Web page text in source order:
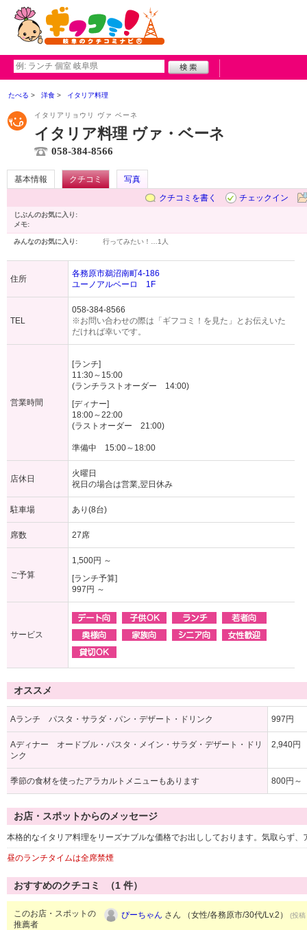
たべる 洋食 イタリア料理
イタリアリョウリ ヴァ ベーネ
イタリア料理 ヴァ・ベーネ
058-384-8566
基本情報 クチコミ
写真
クチコミを書く
チェックイン
じぶんのお気に入り:
メモ:
みんなのお気に入り: 行ってみたい！… 1人
住所
各務原市鵜沼南町4-186
ユーノアルベーロ 1F
TEL
058-384-8566
※お問い合わせの際は「ギフコミ！を見た」とお伝えいた
だければ幸いです。
営業時間
[ランチ]
11:30～15:00
(ランチラストオーダー 14:00)
[ディナー]
18:00～22:00
(ラストオーダー 21:00)
準備中 15:00～18:00
店休日
火曜日
祝日の場合は営業,翌日休み
駐車場 あり(8台)
席数 27席
ご予算
1,500円 ～
[ランチ予算]
997円 ～
サービス
オススメ
Aランチ パスタ・サラダ・パン・デザート・ドリンク 997円
Aディナー オードブル・パスタ・メイン・サラダ・デザート・ドリ
ンク
2,940円
季節の食材を使ったアラカルトメニューもあります 800円～
お店・スポットからのメッセージ
本格的なイタリア料理をリーズナブルな価格でお出ししております。気取らず
昼のランチタイムは全席禁煙
おすすめのクチコミ （1 件）
このお店・スポットの
推薦者
ぴーちゃん さん （女性/各務原市/30代/Lv.2） (投